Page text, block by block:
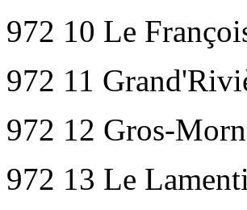
972 10 Le
972 11
972 12 Gros-
972 13 Le